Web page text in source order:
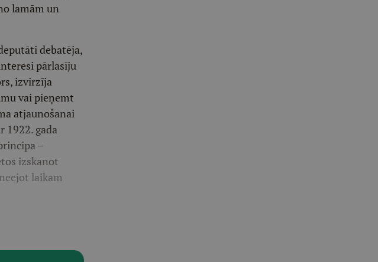
lamām un
debatēja,
pārlasīju
izvirzīja
vai pieņemt
atjaunošanai
1922. gada
–
izskanot
laikam